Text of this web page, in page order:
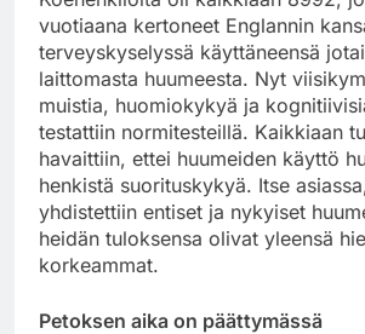
vuotiaana kertoneet Englannin
terveyskyselyssä käyttäneensä
laittomasta huumeesta. Nyt
muistia, huomiokykyä ja
testattiin normitesteillä. Kaikkiaan
havaittiin, ettei huumeiden käyttö
henkistä suorituskykyä. Itse
yhdistettiin entiset ja nykyiset
heidän tuloksensa olivat yleensä
korkeammat.
Petoksen aika on päättymässä